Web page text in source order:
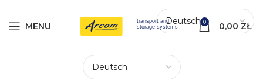
MENU 0 0,00 ZŁ